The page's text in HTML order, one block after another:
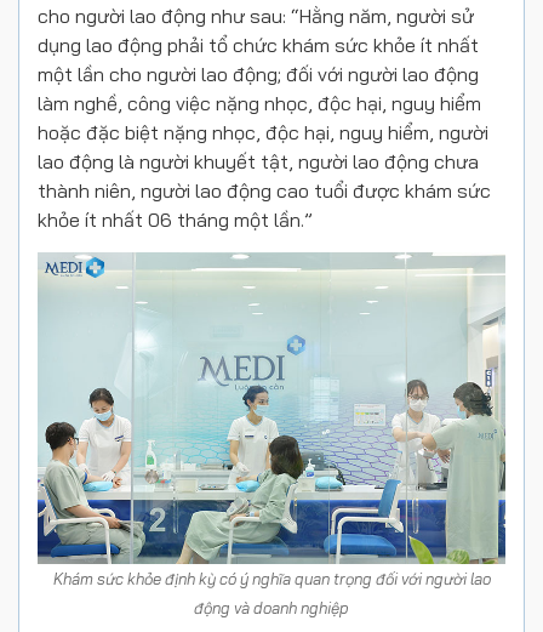
cho người lao động như sau: “Hằng năm, người sử
dụng lao động phải tổ chức khám sức khỏe ít nhất
một lần cho người lao động; đối với người lao động
làm nghề, công việc nặng nhọc, độc hại, nguy hiểm
hoặc đặc biệt nặng nhọc, độc hại, nguy hiểm, người
lao động là người khuyết tật, người lao động chưa
thành niên, người lao động cao tuổi được khám sức
khỏe ít nhất 06 tháng một lần.”
Khám sức khỏe định kỳ có ý nghĩa quan trọng đối với người lao
động và doanh nghiệp